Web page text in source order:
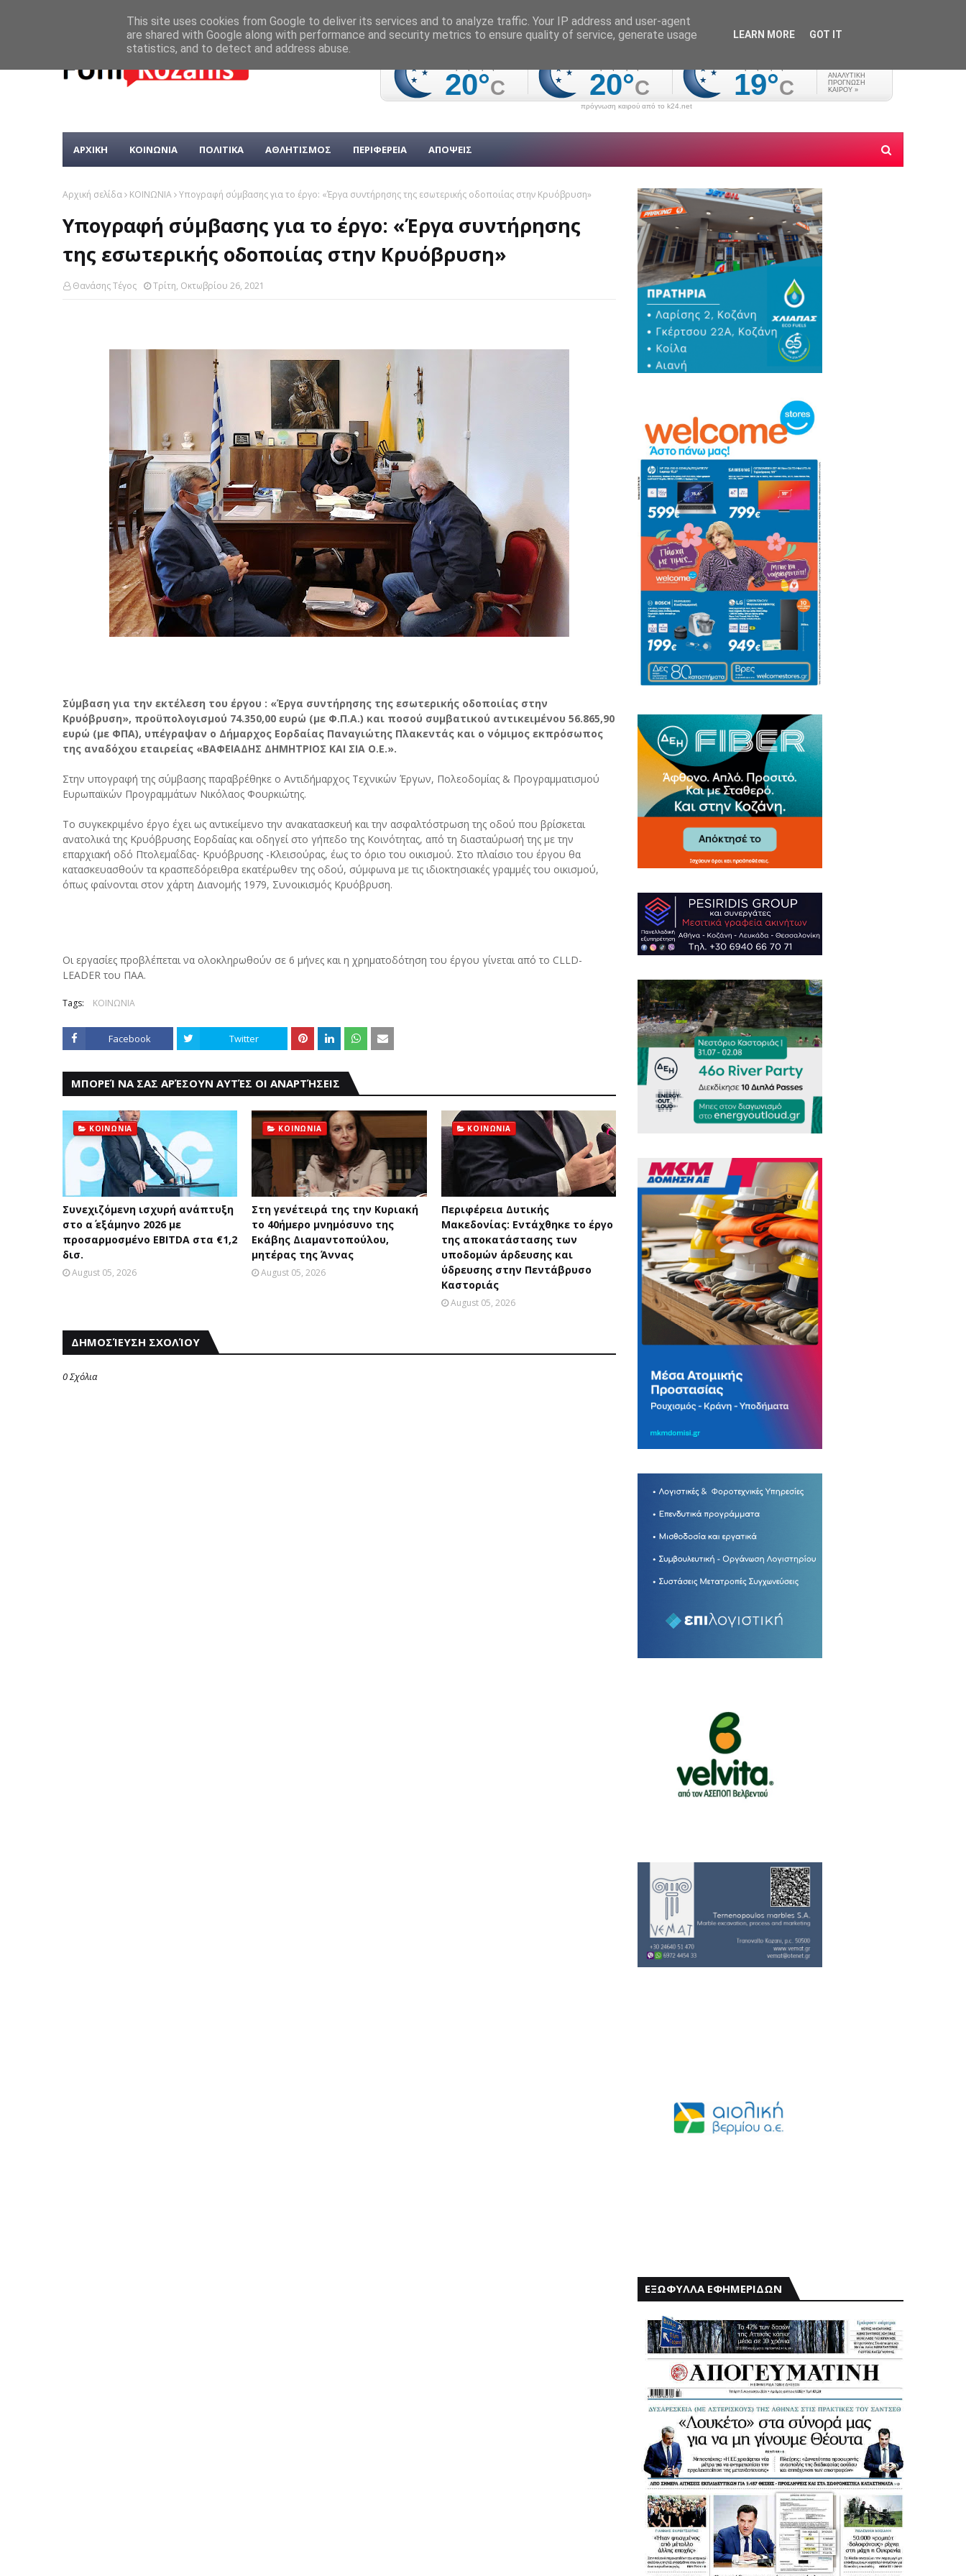
πρόγνωση καιρού από το k24.net
ΑΡΧΙΚΗ ΚΟΙΝΩΝΙΑ ΠΟΛΙΤΙΚΑ ΑΘΛΗΤΙΣΜΟΣ ΠΕΡΙΦΕΡΕΙΑ ΑΠΟΨΕΙΣ
Αρχική σελίδα ΚΟΙΝΩΝΙΑ Υπογραφή σύμβασης για το έργο: «Έργα συντήρησης της εσωτερικής οδοποιίας στην Κρυόβρυση»
Υπογραφή σύμβασης για το έργο: «Έργα συντήρησης
της εσωτερικής οδοποιίας στην Κρυόβρυση»
Θανάσης Τέγος Τρίτη, Οκτωβρίου 26, 2021
Σύμβαση για την εκτέλεση του έργου : «Έργα συντήρησης της εσωτερικής οδοποιίας στην
Κρυόβρυση», προϋπολογισμού 74.350,00 ευρώ (με Φ.Π.Α.) και ποσού συμβατικού αντικειμένου 56.865,90
ευρώ (με ΦΠΑ), υπέγραψαν ο Δήμαρχος Εορδαίας Παναγιώτης Πλακεντάς και ο νόμιμος εκπρόσωπος
της αναδόχου εταιρείας «ΒΑΦΕΙΑΔΗΣ ΔΗΜΗΤΡΙΟΣ ΚΑΙ ΣΙΑ Ο.Ε.».
Στην υπογραφή της σύμβασης παραβρέθηκε ο Αντιδήμαρχος Τεχνικών Έργων, Πολεοδομίας & Προγραμματισμού
Ευρωπαϊκών Προγραμμάτων Νικόλαος Φουρκιώτης.
Το συγκεκριμένο έργο έχει ως αντικείμενο την ανακατασκευή και την ασφαλτόστρωση της οδού που βρίσκεται
ανατολικά της Κρυόβρυσης Εορδαίας και οδηγεί στο γήπεδο της Κοινότητας, από τη διασταύρωσή της με την
επαρχιακή οδό Πτολεμαΐδας- Κρυόβρυσης -Κλεισούρας, έως το όριο του οικισμού. Στο πλαίσιο του έργου θα
κατασκευασθούν τα κρασπεδόρειθρα εκατέρωθεν της οδού, σύμφωνα με τις ιδιοκτησιακές γραμμές του οικισμού,
όπως φαίνονται στον χάρτη Διανομής 1979, Συνοικισμός Κρυόβρυση.
Οι εργασίες προβλέπεται να ολοκληρωθούν σε 6 μήνες και η χρηματοδότηση του έργου γίνεται από το CLLD-
LEADER του ΠΑΑ.
Tags: ΚΟΙΝΩΝΙΑ
Facebook Twitter
ΜΠΟΡΕΊ ΝΑ ΣΑΣ ΑΡΈΣΟΥΝ ΑΥΤΈΣ ΟΙ ΑΝΑΡΤΉΣΕΙΣ
ΚΟΙΝΩΝΙΑ
Συνεχιζόμενη ισχυρή ανάπτυξη
στο α΄ εξάμηνο 2026 με
προσαρμοσμένο EBITDA στα €1,2
δισ.
August 05, 2026
ΚΟΙΝΩΝΙΑ
Στη γενέτειρά της την Κυριακή
το 40ήμερο μνημόσυνο της
Εκάβης Διαμαντοπούλου,
μητέρας της Άννας
August 05, 2026
ΚΟΙΝΩΝΙΑ
Περιφέρεια Δυτικής
Μακεδονίας: Εντάχθηκε το έργο
της αποκατάστασης των
υποδομών άρδευσης και
ύδρευσης στην Πεντάβρυσο
Καστοριάς
August 05, 2026
ΔΗΜΟΣΊΕΥΣΗ ΣΧΟΛΊΟΥ
0 Σχόλια
ΕΞΩΦΥΛΛΑ ΕΦΗΜΕΡΙΔΩΝ
This site uses cookies from Google to deliver its services and to analyze traffic. Your IP address and user-agent
are shared with Google along with performance and security metrics to ensure quality of service, generate usage
statistics, and to detect and address abuse.
LEARN MORE GOT IT